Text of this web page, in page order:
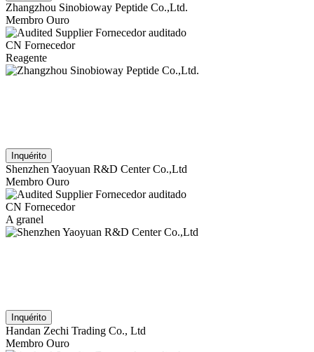
Zhangzhou Sinobioway Peptide Co.,Ltd.
Membro Ouro
Fornecedor auditado
CN Fornecedor
Reagente
Inquérito
Shenzhen Yaoyuan R&D Center Co.,Ltd
Membro Ouro
Fornecedor auditado
CN Fornecedor
A granel
Inquérito
Handan Zechi Trading Co., Ltd
Membro Ouro